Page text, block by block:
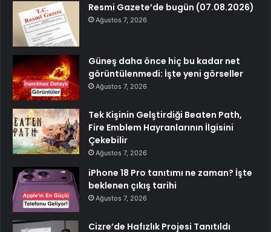
Resmi Gazete’de bugün (07.08.2026)
Ağustos 7, 2026
Güneş daha önce hiç bu kadar net
görüntülenmedi: İşte yeni görseller
Ağustos 7, 2026
Tek Kişinin Gelştirdiği Beaten Path,
Fire Emblem Hayranlarının İlgisini
Çekebilir
Ağustos 7, 2026
iPhone 18 Pro tanıtımı ne zaman? İşte
beklenen çıkış tarihi
Ağustos 7, 2026
Cizre’de Hafızlık Projesi Tanıtıldı